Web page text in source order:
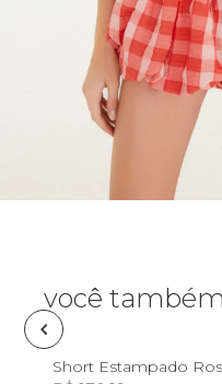
Mala
Meia
você
P
Short Estampado